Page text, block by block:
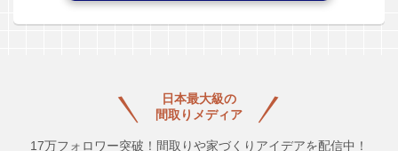
日本最大級の
間取りメディア
17万フォロワー突破！間取りや家づくりアイデアを配信中！